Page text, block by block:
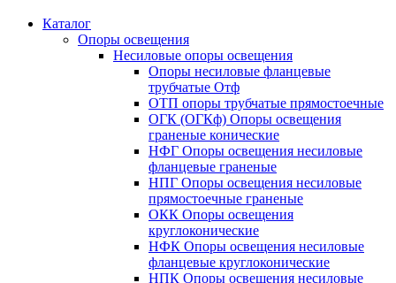
Каталог
Опоры освещения
Несиловые опоры освещения
Опоры несиловые фланцевые
трубчатые Отф
ОТП опоры трубчатые прямостоечные
ОГК (ОГКф) Опоры освещения
граненые конические
НФГ Опоры освещения несиловые
фланцевые граненые
НПГ Опоры освещения несиловые
прямостоечные граненые
ОКК Опоры освещения
круглоконические
НФК Опоры освещения несиловые
фланцевые круглоконические
НПК Опоры освещения несиловые